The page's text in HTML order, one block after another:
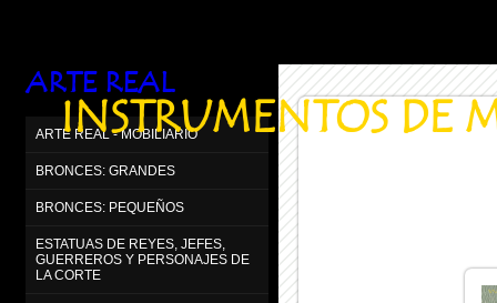
INSTRUMENTOS DE
ARTE REAL
ARTE REAL - MOBILIARIO
BRONCES: GRANDES
BRONCES: PEQUEÑOS
ESTATUAS DE REYES, JEFES,
GUERREROS Y PERSONAJES DE
LA CORTE